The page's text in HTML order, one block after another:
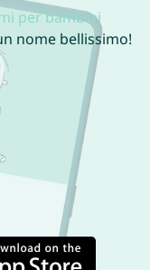
per bambini
nome bellissimo!